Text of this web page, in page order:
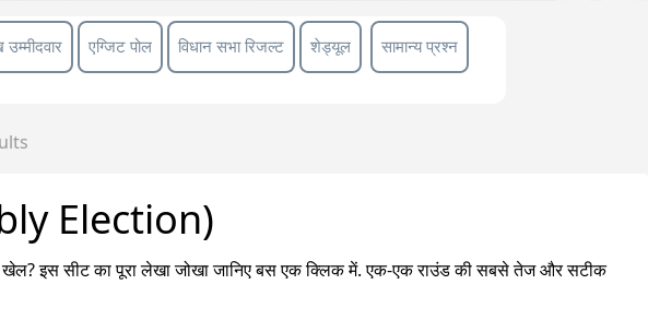
एग्जिट पोल विधान सभा रिजल्ट शेड्यूल सामान्य प्रश्न
Election)
है खेल? इस सीट का पूरा लेखा जोखा जानिए बस एक क्लिक में. एक-एक राउंड की सबसे तेज और सटीक